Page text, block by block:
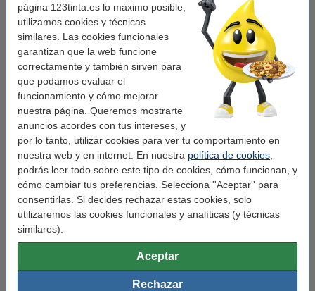
página 123tinta.es lo máximo posible,
utilizamos cookies y técnicas
similares. Las cookies funcionales
garantizan que la web funcione
correctamente y también sirven para
que podamos evaluar el
funcionamiento y cómo mejorar
nuestra página. Queremos mostrarte
anuncios acordes con tus intereses, y
por lo tanto, utilizar cookies para ver tu comportamiento en
nuestra web y en internet. En nuestra política de cookies
podrás leer todo sobre este tipo de cookies, cómo funcionan, y
cómo cambiar tus preferencias. Selecciona ''Aceptar'' para
consentirlas. Si decides rechazar estas cookies, solo
utilizaremos las cookies funcionales y analíticas (y técnicas
similares).
Aceptar
Rechazar
Características
Marca: Leitz
Color: gris terciopelo
Medidas: 318 x 318 mm (LxAn)
Material: plástico
Tamaño papel: A4
Ancho detrás: 50 mm
Agujero de sujeción: